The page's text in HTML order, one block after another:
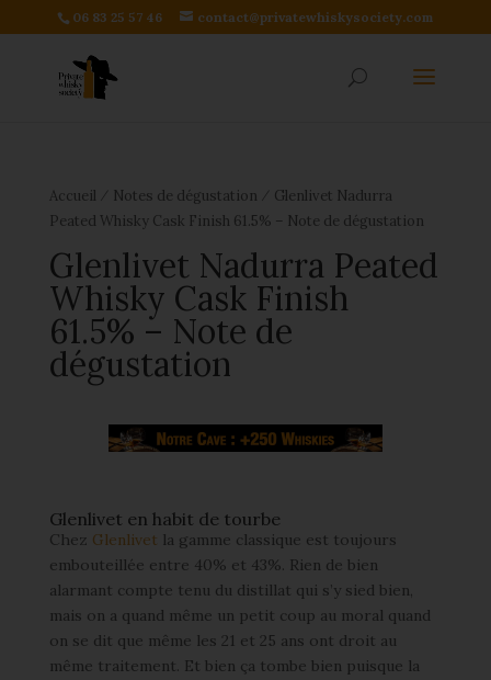
06 83 25 57 46 contact@privatewhiskysociety.com
Accueil Notes de dégustation
Glenlivet Nadurra
Peated Whisky Cask Finish 61.5% – Note de dégustation
Glenlivet Nadurra Peated
Whisky Cask Finish
61.5% – Note de
dégustation
Glenlivet en habit de tourbe
Chez Glenlivet la gamme classique est toujours
embouteillée entre 40% et 43%. Rien de bien
alarmant compte tenu du distillat qui s’y sied bien,
mais on a quand même un petit coup au moral quand
on se dit que même les 21 et 25 ans ont droit au
même traitement. Et bien ça tombe bien puisque la